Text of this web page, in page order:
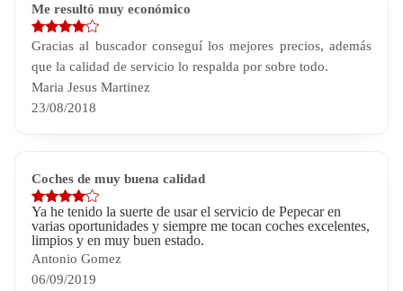
Me resultó muy económico
Gracias al buscador conseguí los mejores precios, además
que la calidad de servicio lo respalda por sobre todo.
Maria Jesus Martinez
23/08/2018
Coches de muy buena calidad
Ya he tenido la suerte de usar el servicio de Pepecar en
varias oportunidades y siempre me tocan coches excelentes,
limpios y en muy buen estado.
Antonio Gomez
06/09/2019